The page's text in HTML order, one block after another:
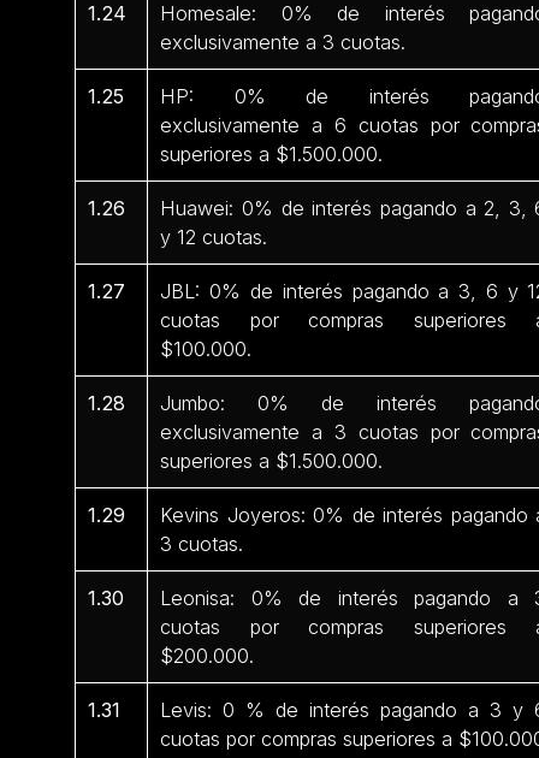
1.24
Homesale: 0% de interés
exclusivamente a 3 cuotas.
1.25
HP: 0% de interés
exclusivamente a 6 cuotas por
superiores a $1.500.000.
1.26
Huawei: 0% de interés pagando a 2, 3,
y 12 cuotas.
1.27
JBL: 0% de interés pagando a 3, 6 y
cuotas por compras superiores
$100.000.
1.28
Jumbo: 0% de interés
exclusivamente a 3 cuotas por
superiores a $1.500.000.
1.29
Kevins Joyeros: 0% de interés pagando
3 cuotas.
1.30
Leonisa: 0% de interés pagando a
cuotas por compras superiores
$200.000.
1.31
Levis: 0 % de interés pagando a 3 y
cuotas por compras superiores a